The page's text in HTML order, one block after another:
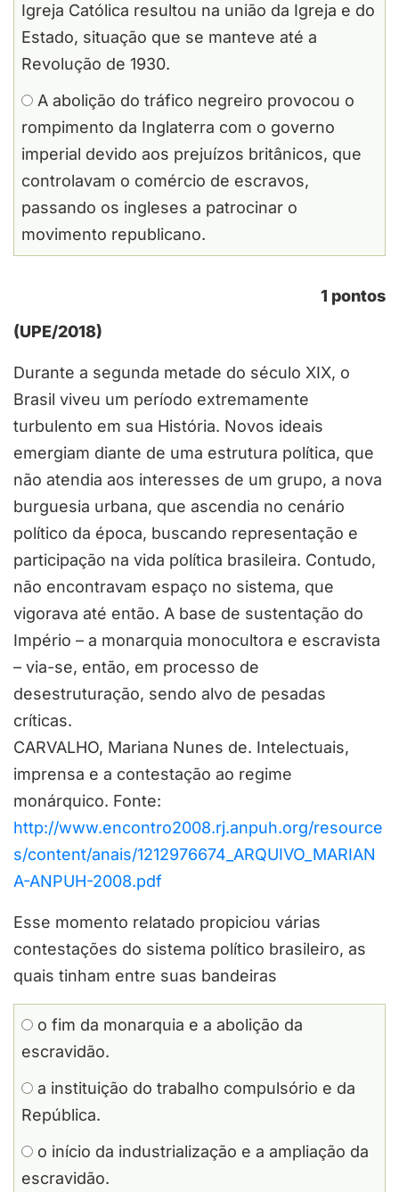
Igreja Católica resultou na união da Igreja e do
Estado, situação que se manteve até a
Revolução de 1930.
A abolição do tráfico negreiro provocou o
rompimento da Inglaterra com o governo
imperial devido aos prejuízos britânicos, que
controlavam o comércio de escravos,
passando os ingleses a patrocinar o
movimento republicano.
1 pontos
(UPE/2018)
Durante a segunda metade do século XIX, o
Brasil viveu um período extremamente
turbulento em sua História. Novos ideais
emergiam diante de uma estrutura política, que
não atendia aos interesses de um grupo, a nova
burguesia urbana, que ascendia no cenário
político da época, buscando representação e
participação na vida política brasileira. Contudo,
não encontravam espaço no sistema, que
vigorava até então. A base de sustentação do
Império – a monarquia monocultora e escravista
– via-se, então, em processo de
desestruturação, sendo alvo de pesadas
críticas.
CARVALHO, Mariana Nunes de. Intelectuais,
imprensa e a contestação ao regime
monárquico. Fonte:
http://www.encontro2008.rj.anpuh.org/resource
s/content/anais/1212976674_ARQUIVO_MARIAN
A-ANPUH-2008.pdf
Esse momento relatado propiciou várias
contestações do sistema político brasileiro, as
quais tinham entre suas bandeiras
o fim da monarquia e a abolição da
escravidão.
a instituição do trabalho compulsório e da
República.
o início da industrialização e a ampliação da
escravidão.